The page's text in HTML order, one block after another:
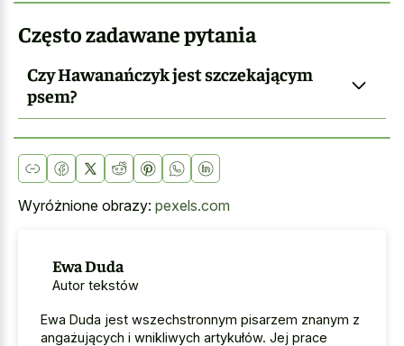
Często zadawane pytania
Czy Hawanańczyk jest szczekającym
psem?
Wyróżnione obrazy: pexels.com
Ewa Duda
Autor tekstów
Ewa Duda jest wszechstronnym pisarzem znanym z
angażujących i wnikliwych artykułów. Jej prace